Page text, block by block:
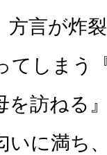
方言が炸
てしまう
を訪ねる
いに満ち